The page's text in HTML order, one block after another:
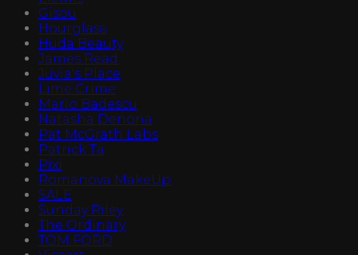
Gisou
Hourglass
Huda Beauty
James Read
Juvia's Place
Lime Crime
Mario Badescu
Natasha Denona
Pat McGrath Labs
Patrick Ta
Pixi
Romanova MakeUp
SALE
Sunday Riley
The Ordinary
TOM FORD